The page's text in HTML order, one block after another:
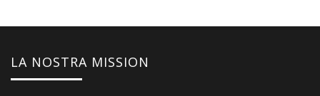
LA NOSTRA MISSION